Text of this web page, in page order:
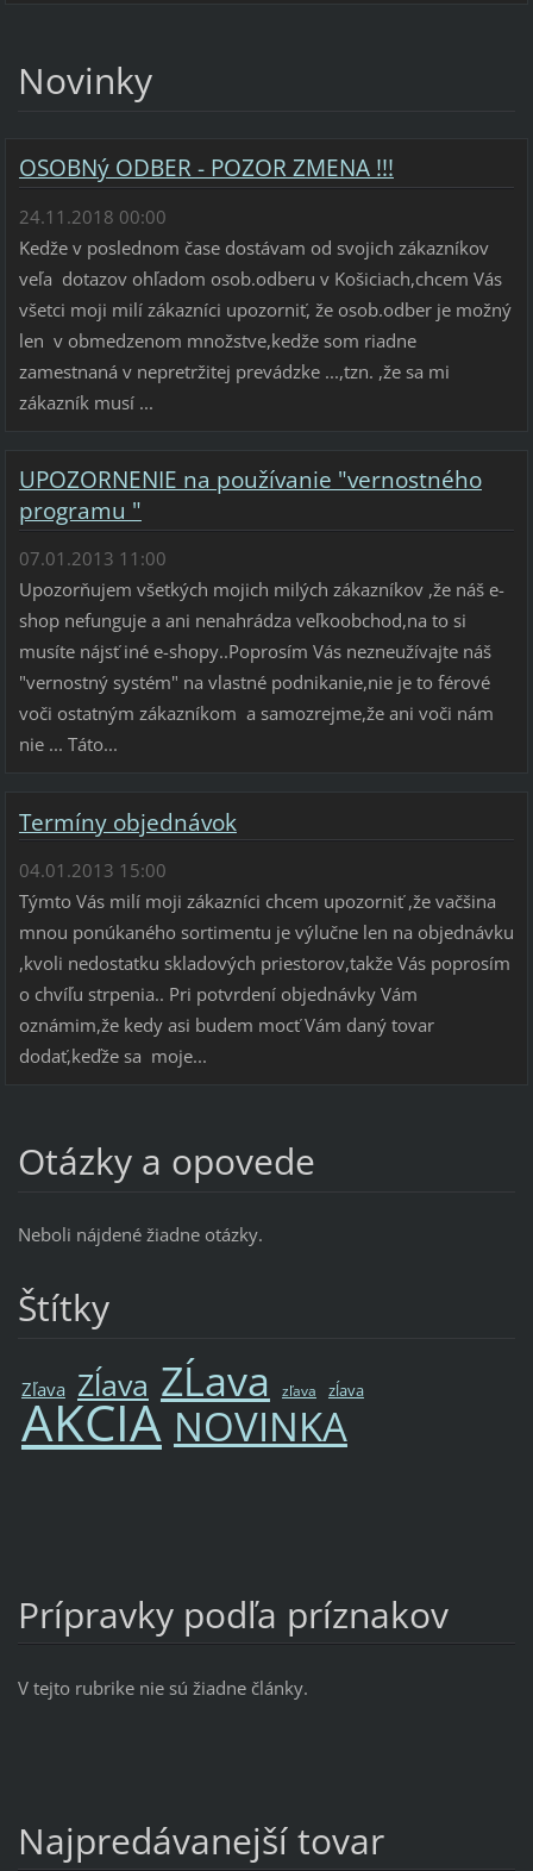
Novinky
OSOBNý ODBER - POZOR ZMENA !!!
24.11.2018 00:00
Kedže v poslednom čase dostávam od svojich zákazníkov
veľa dotazov ohľadom osob.odberu v Košiciach,chcem Vás
všetci moji milí zákazníci upozorniť, že osob.odber je možný
len v obmedzenom množstve,kedže som riadne
zamestnaná v nepretržitej prevádzke ...,tzn. ,že sa mi
zákazník musí ...
UPOZORNENIE na používanie "vernostného
programu "
07.01.2013 11:00
Upozorňujem všetkých mojich milých zákazníkov ,že náš e-
shop nefunguje a ani nenahrádza veľkoobchod,na to si
musíte nájsť iné e-shopy..Poprosím Vás nezneužívajte náš
"vernostný systém" na vlastné podnikanie,nie je to férové
voči ostatným zákazníkom a samozrejme,že ani voči nám
nie ... Táto...
Termíny objednávok
04.01.2013 15:00
Týmto Vás milí moji zákazníci chcem upozorniť ,že vačšina
mnou ponúkaného sortimentu je výlučne len na objednávku
,kvoli nedostatku skladových priestorov,takže Vás poprosím
o chvíľu strpenia.. Pri potvrdení objednávky Vám
oznámim,že kedy asi budem mocť Vám daný tovar
dodať,keďže sa moje...
Otázky a opovede
Neboli nájdené žiadne otázky.
Štítky
Zľava Zĺava ZĹava zľava zĺava
AKCIA NOVINKA
Prípravky podľa príznakov
V tejto rubrike nie sú žiadne články.
Najpredávanejší tovar